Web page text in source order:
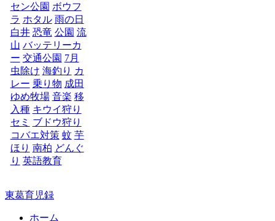
セン公園 ボウフ
ラ ホタル 雨の日
白井 恐竜 公園 流
山 バッテリーカ
ー 交通公園 7月
虫除け 海釣り カ
レー 乗り物 成田
ゆめ牧場 音楽 移
入種 キウイ狩り
セミ ブドウ狩り
コバエ対策 蚊 芋
ほり 南柏 どんぐ
り 英語教育
東葛育児録
ホーム